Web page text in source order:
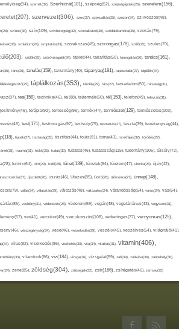
szemét(32), Szénhidrát(181), szépség(52), szépségápolás(26), szerelem(156),
szervezet(306), szex(27), szexualitás(25), szezon(34), szilveszter(48),
színek(36), szív(109), szívbetegség(32), szocializáció(30), szódabikarbóna(35), szokás(79),
szolárium(24), szoptatás(33), szórakozás(45), szorongás(178), szőlő(25), szülés(70),
szülők(25), szűrővizsgálat(34), tablet(44), takarítás(50), támogatás(36), tanács(161),
tánc(26), tanulás(159), tanulmány(40), tápanyag(181), tapasztalat(27), táplálék(34),
táplálkozás(353), tárolás(29), társ(27), társadalom(50), társaság(31),
tea(158), technika(46), tej(88), tejtermék(60), tél(153), telefon(49), televízió(31),
terápia(92), terhesség(96), termék(44), természet(129), természetes(103),
test(171), testmozgás(97), testsúly(79), testtartás(27), tészta(39), tevékenység(44),
tippek(27), tisztaság(35), tisztítás(44), tojás(91), torna(43), torokfájás(32), törődés(27),
trauma(31), trükk(25), tudás(30), tudatos(46), tudatosság(115), tudomány(106), túlsúly(72),
turmix(64), túró(29), tüdő(28), tünet(139), tünetek(64), türelem(47), uborka(26), újév(42),
újszülött(26), úszás(46), Utazás(85), Üdítő(26), ülőmunka(27), ünnep(148),
válás(24), választás(29), változás(48), változatos(24), várandósság(54), város(24), vas(64),
vashiány(31), védekezés(28), védelem(59), vegán(48), vegetáriánus(43), vegyszer(28),
vér(41), vércukor(49), vércukorszint(108), vérkeringés(77), vérnyomás(125),
vérszegénység(34), vese(46), veszekedés(29), veszély(45), veszélyes(54), világháló(41),
vírus(82), viselkedés(86), viszketés(30), vita(34), vitalitás(31), vitamin(406),
vitaminok(86), víz(184), vizsga(26), vizsgálat(59), zab(34), zabkása(36), zabpehely(36),
zene(85), zöldség(304), zöldségek(32), zsír(166), zsírégetés(46), zsírsav(25)